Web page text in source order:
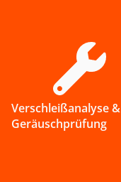
Verschleiß­analyse &
Geräusch­prüfung